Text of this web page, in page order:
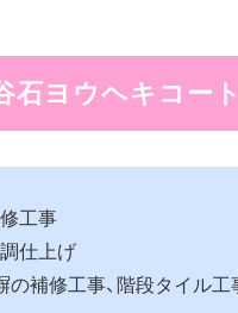
ヨウヘキコート
工事
調仕上げ
の補修工事、階段タイル工